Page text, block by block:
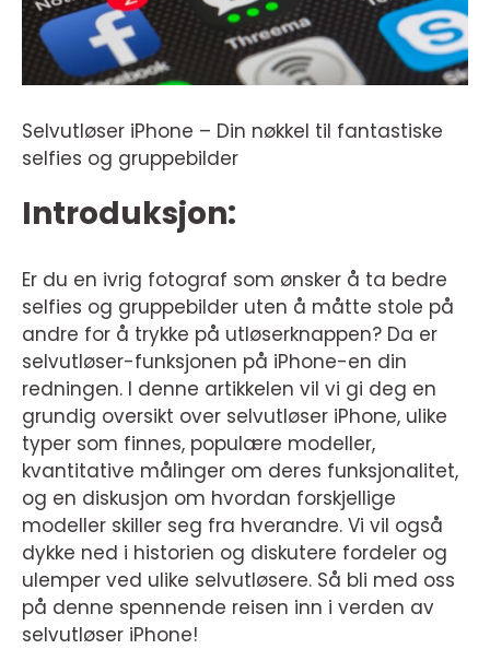
Selvutløser iPhone – Din nøkkel til fantastiske
selfies og gruppebilder
Introduksjon:
Er du en ivrig fotograf som ønsker å ta bedre
selfies og gruppebilder uten å måtte stole på
andre for å trykke på utløserknappen? Da er
selvutløser-funksjonen på iPhone-en din
redningen. I denne artikkelen vil vi gi deg en
grundig oversikt over selvutløser iPhone, ulike
typer som finnes, populære modeller,
kvantitative målinger om deres funksjonalitet,
og en diskusjon om hvordan forskjellige
modeller skiller seg fra hverandre. Vi vil også
dykke ned i historien og diskutere fordeler og
ulemper ved ulike selvutløsere. Så bli med oss
på denne spennende reisen inn i verden av
selvutløser iPhone!